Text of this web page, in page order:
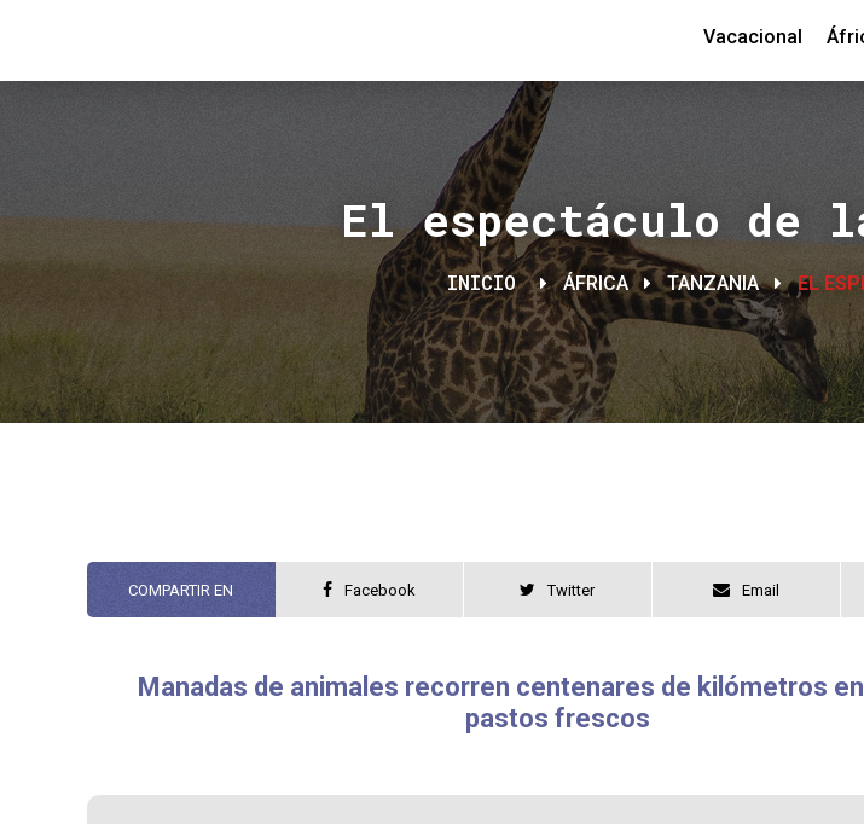
Vacacional
El espectáculo de
INICIO ÁFRICA TANZANIA EL
COMPARTIR EN Facebook Twitter Email
Manadas de animales recorren centenares de kilómetros
pastos frescos